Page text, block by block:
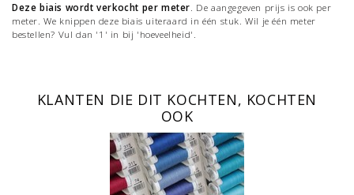
Deze biais wordt verkocht per meter . De aangegeven prijs is ook per
meter. We knippen deze biais uiteraard in één stuk. Wil je één meter
bestellen? Vul dan '1' in bij 'hoeveelheid'.
KLANTEN DIE DIT KOCHTEN, KOCHTEN
OOK